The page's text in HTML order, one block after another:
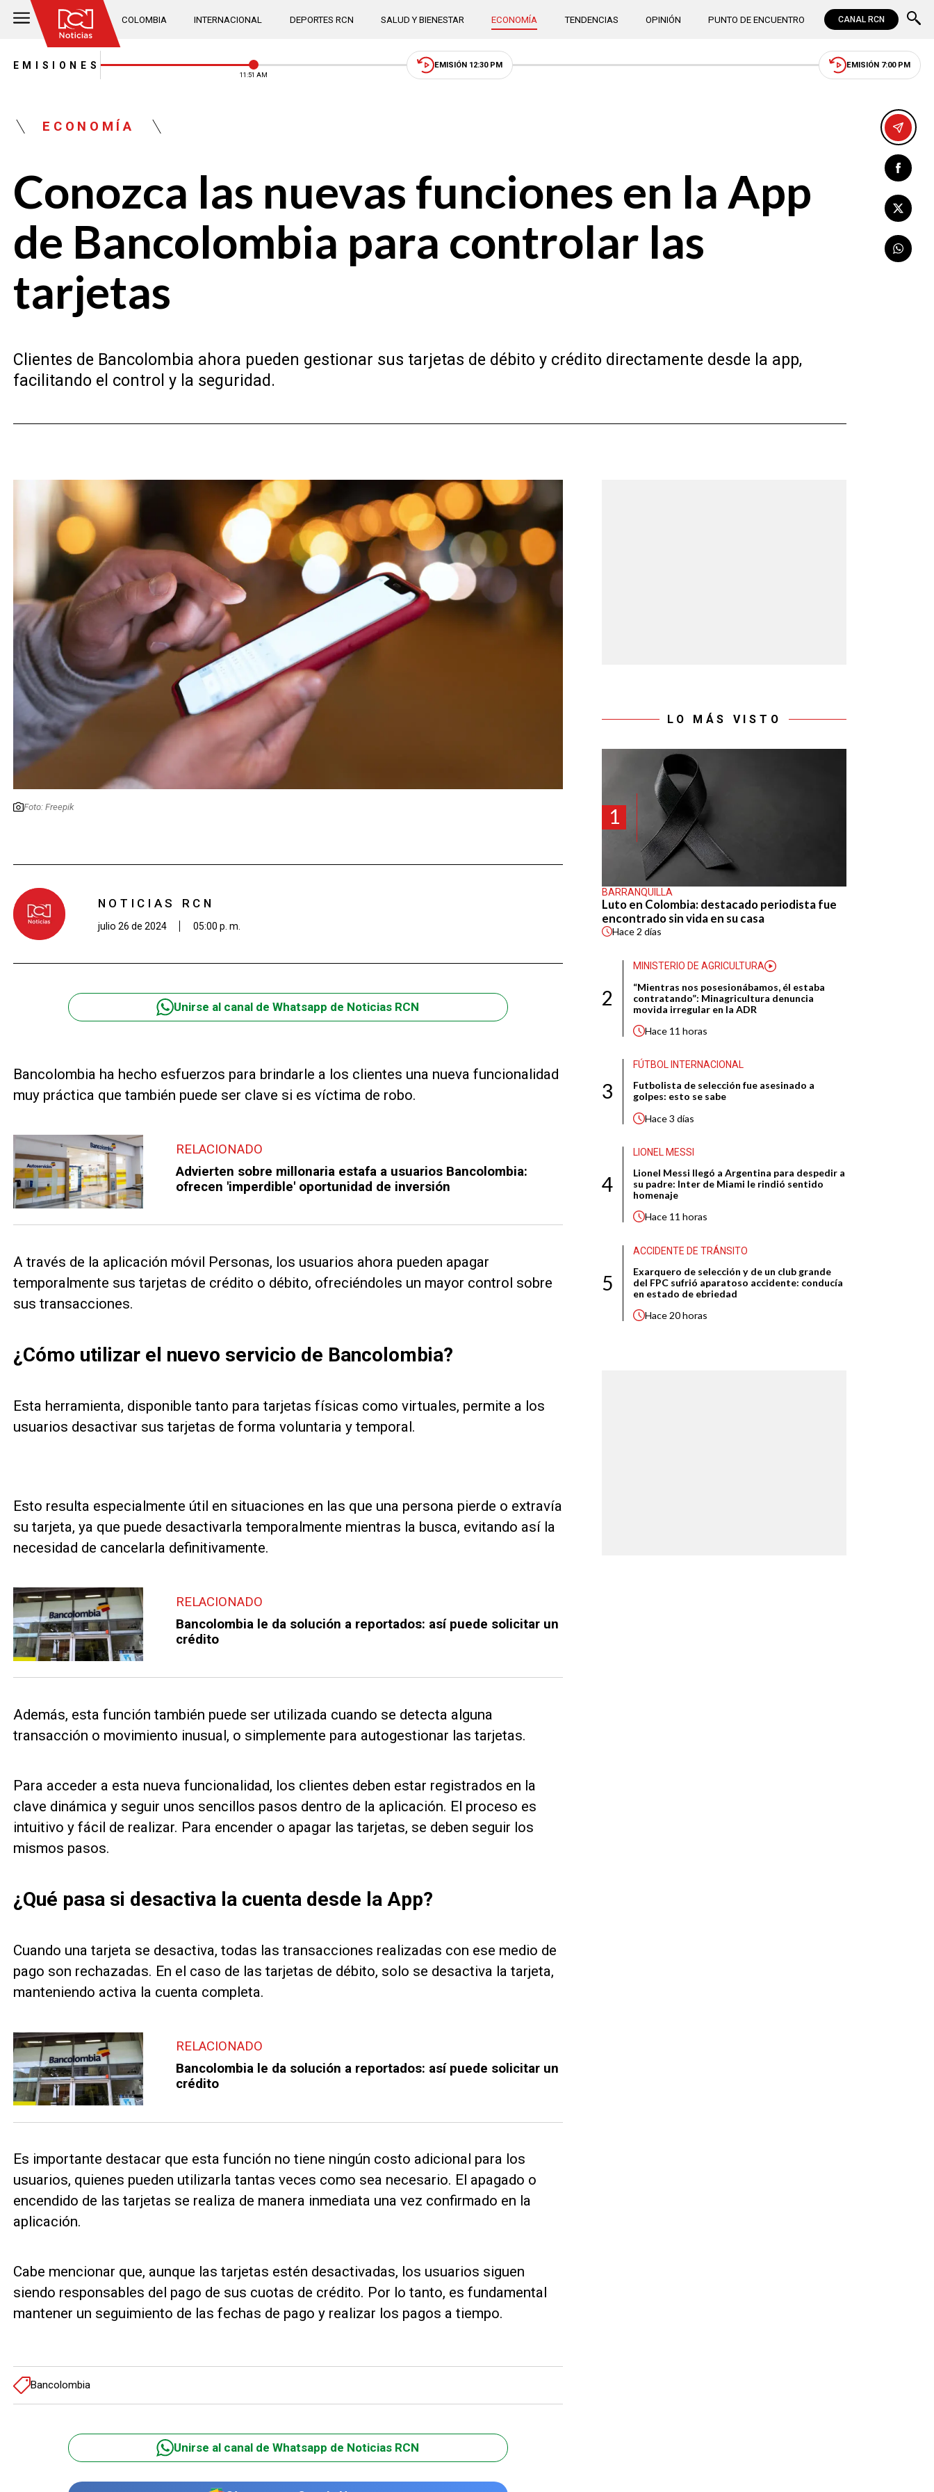
COLOMBIA INTERNACIONAL DEPORTES RCN SALUD Y BIENESTAR ECONOMÍA TENDENCIAS OPINIÓN PUNTO DE ENCUENTRO CANAL RCN
EMISIONES
11:51 AM
EMISIÓN 12:30 PM EMISIÓN 7:00 PM
ECONOMÍA
Conozca las nuevas funciones en la App
de Bancolombia para controlar las
tarjetas
Clientes de Bancolombia ahora pueden gestionar sus tarjetas de débito y crédito directamente desde la app,
facilitando el control y la seguridad.
Foto: Freepik
NOTICIAS RCN
julio 26 de 2024 05:00 p. m.
Unirse al canal de Whatsapp de Noticias RCN
Bancolombia ha hecho esfuerzos para brindarle a los clientes una nueva funcionalidad
muy práctica que también puede ser clave si es víctima de robo.
RELACIONADO
Advierten sobre millonaria estafa a usuarios Bancolombia:
ofrecen 'imperdible' oportunidad de inversión
A través de la aplicación móvil Personas, los usuarios ahora pueden apagar
temporalmente sus tarjetas de crédito o débito, ofreciéndoles un mayor control sobre
sus transacciones.
¿Cómo utilizar el nuevo servicio de Bancolombia?
Esta herramienta, disponible tanto para tarjetas físicas como virtuales, permite a los
usuarios desactivar sus tarjetas de forma voluntaria y temporal.
Esto resulta especialmente útil en situaciones en las que una persona pierde o extravía
su tarjeta, ya que puede desactivarla temporalmente mientras la busca, evitando así la
necesidad de cancelarla definitivamente.
RELACIONADO
Bancolombia le da solución a reportados: así puede solicitar un
crédito
Además, esta función también puede ser utilizada cuando se detecta alguna
transacción o movimiento inusual, o simplemente para autogestionar las tarjetas.
Para acceder a esta nueva funcionalidad, los clientes deben estar registrados en la
clave dinámica y seguir unos sencillos pasos dentro de la aplicación. El proceso es
intuitivo y fácil de realizar. Para encender o apagar las tarjetas, se deben seguir los
mismos pasos.
¿Qué pasa si desactiva la cuenta desde la App?
Cuando una tarjeta se desactiva, todas las transacciones realizadas con ese medio de
pago son rechazadas. En el caso de las tarjetas de débito, solo se desactiva la tarjeta,
manteniendo activa la cuenta completa.
RELACIONADO
Bancolombia le da solución a reportados: así puede solicitar un
crédito
Es importante destacar que esta función no tiene ningún costo adicional para los
usuarios, quienes pueden utilizarla tantas veces como sea necesario. El apagado o
encendido de las tarjetas se realiza de manera inmediata una vez confirmado en la
aplicación.
Cabe mencionar que, aunque las tarjetas estén desactivadas, los usuarios siguen
siendo responsables del pago de sus cuotas de crédito. Por lo tanto, es fundamental
mantener un seguimiento de las fechas de pago y realizar los pagos a tiempo.
Bancolombia
Unirse al canal de Whatsapp de Noticias RCN
LO MÁS VISTO
1
BARRANQUILLA
Luto en Colombia: destacado periodista fue
encontrado sin vida en su casa
Hace2 días
2
MINISTERIO DE AGRICULTURA
“Mientras nos posesionábamos, él estaba
contratando”: Minagricultura denuncia
movida irregular en la ADR
Hace 11 horas
3
FÚTBOL INTERNACIONAL
Futbolista de selección fue asesinado a
golpes: esto se sabe
Hace3 días
4
LIONEL MESSI
Lionel Messi llegó a Argentina para despedir a
su padre: Inter de Miami le rindió sentido
homenaje
Hace 11 horas
5
ACCIDENTE DE TRÁNSITO
Exarquero de selección y de un club grande
del FPC sufrió aparatoso accidente: conducía
en estado de ebriedad
Hace20 horas